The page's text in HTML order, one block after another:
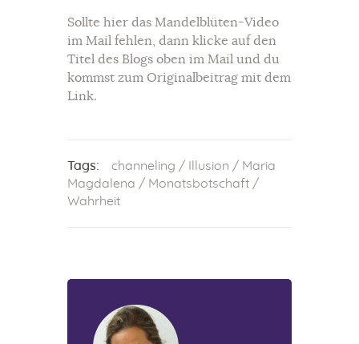
Sollte hier das Mandelblüten-Video
im Mail fehlen, dann klicke auf den
Titel des Blogs oben im Mail und du
kommst zum Originalbeitrag mit dem
Link.
Tags: channeling / Illusion / Maria
Magdalena / Monatsbotschaft /
Wahrheit